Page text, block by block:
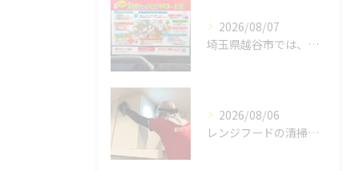
2026/08/07
埼玉県越谷市では、働きながら子育てをする家庭が増える中、ハウ...
2026/08/06
レンジフードの清掃、忘れていませんか？